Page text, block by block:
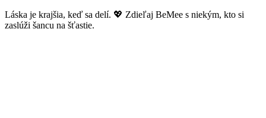
Láska je krajšia, keď sa delí. 💖 Zdieľaj BeMee s niekým, kto si
zaslúži šancu na šťastie.